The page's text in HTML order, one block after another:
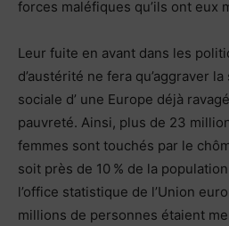
forces maléfiques qu’ils ont eux
Leur fuite en avant dans les
d’austérité ne fera qu’aggraver
sociale d’ une Europe déjà
pauvreté. Ainsi, plus de 23
femmes sont touchés par le
soit près de 10 % de la
l’office statistique de l’Union
millions de personnes étaient